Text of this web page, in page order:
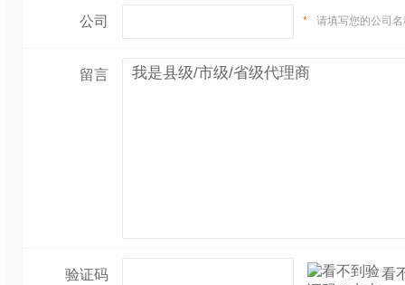
公司 * 请填写您的公司
留言
验证码 看